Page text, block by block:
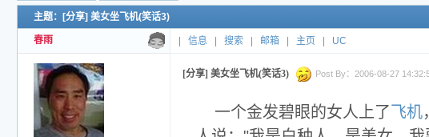
新的主题
投票帖
交易帖
小字报
主题：[分享] 美女坐飞机(笑话3)
春雨 信息 搜索 邮箱 主页 UC
[分享] 美女坐飞机(笑话3) Post By：2006-08-27
一个金发碧眼的女人上了 飞机